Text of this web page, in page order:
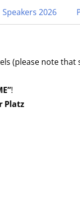
and
Speakers 2026
(please note
!
Platz